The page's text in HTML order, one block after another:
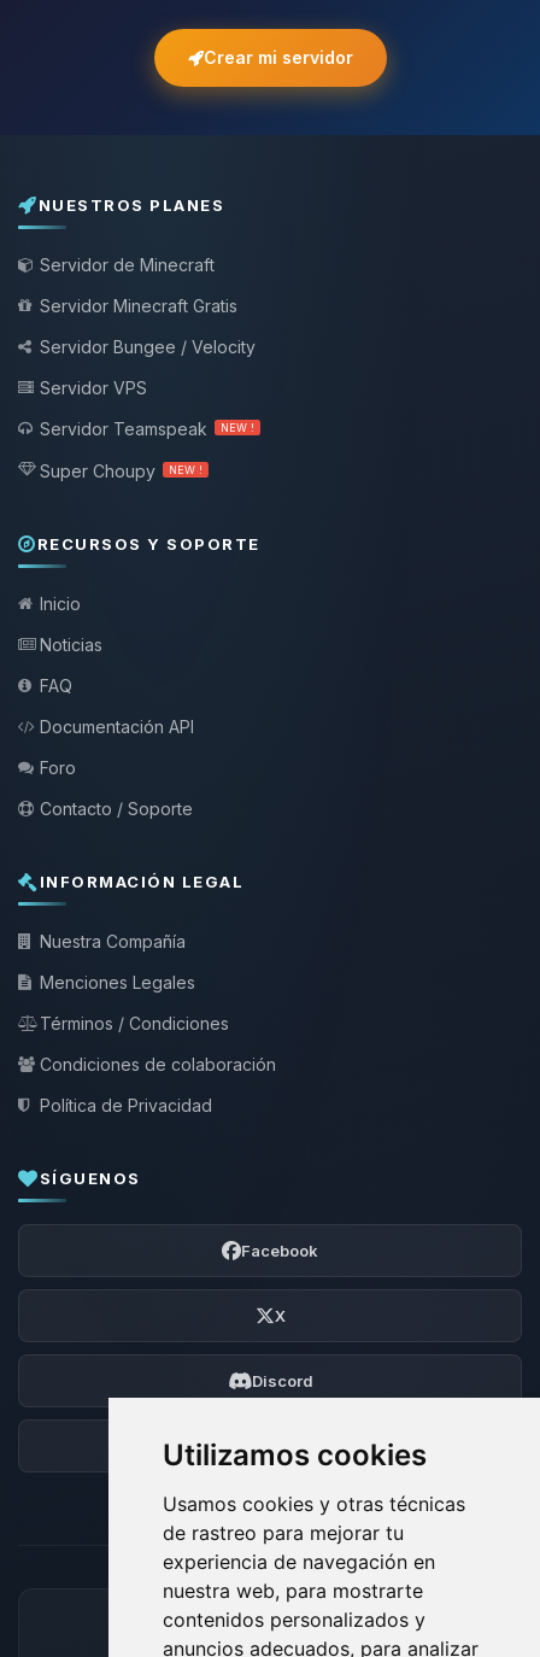
Utilizamos cookies
Usamos cookies y otras técnicas
de rastreo para mejorar tu
experiencia de navegación en
nuestra web, para mostrarte
contenidos personalizados y
anuncios adecuados, para analizar
Crear mi servidor
NUESTROS PLANES
Servidor de Minecraft
Servidor Minecraft Gratis
Servidor Bungee / Velocity
Servidor VPS
Servidor Teamspeak
NEW !
Super Choupy NEW !
RECURSOS Y SOPORTE
Inicio
Noticias
FAQ
Documentación API
Foro
Contacto / Soporte
INFORMACIÓN LEGAL
Nuestra Compañía
Menciones Legales
Términos / Condiciones
Condiciones de colaboración
Política de Privacidad
SÍGUENOS
Facebook
X
Discord
Foro
MÉTODOS DE PAGO ACEPTADOS